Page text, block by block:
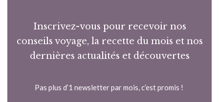
Inscrivez-vous pour recevoir nos
conseils voyage, la recette du mois et nos
dernières actualités et découvertes
Pas plus d’1 newsletter par mois, c’est promis !